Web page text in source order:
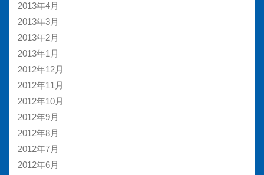
2013年4月
2013年3月
2013年2月
2013年1月
2012年12月
2012年11月
2012年10月
2012年9月
2012年8月
2012年7月
2012年6月